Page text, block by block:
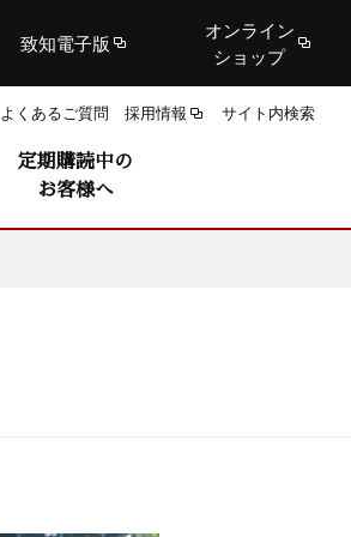
致知電子版
オンライン
ショップ
よくあるご質問 採用情報 サイト内検索
定期購読中の
お客様へ